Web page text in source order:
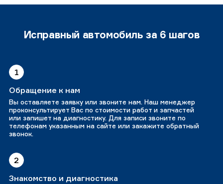
Исправный автомобиль за 6 шагов
1
Обращение к нам
Вы оставляете заявку или звоните нам. Наш менеджер
проконсультирует Вас по стоимости работ и запчастей
или запишет на диагностику. Для записи звоните по
телефонам указанным на сайте или закажите обратный
звонок.
2
Знакомство и диагностика